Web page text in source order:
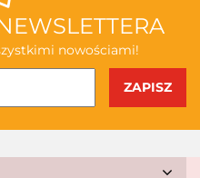
nowościami!